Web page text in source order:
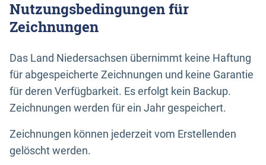
Nutzungsbedingungen für
Zeichnungen
Das Land Niedersachsen übernimmt keine Haftung
für abgespeicherte Zeichnungen und keine Garantie
für deren Verfügbarkeit. Es erfolgt kein Backup.
Zeichnungen werden für ein Jahr gespeichert.
Zeichnungen können jederzeit vom Erstellenden
gelöscht werden.